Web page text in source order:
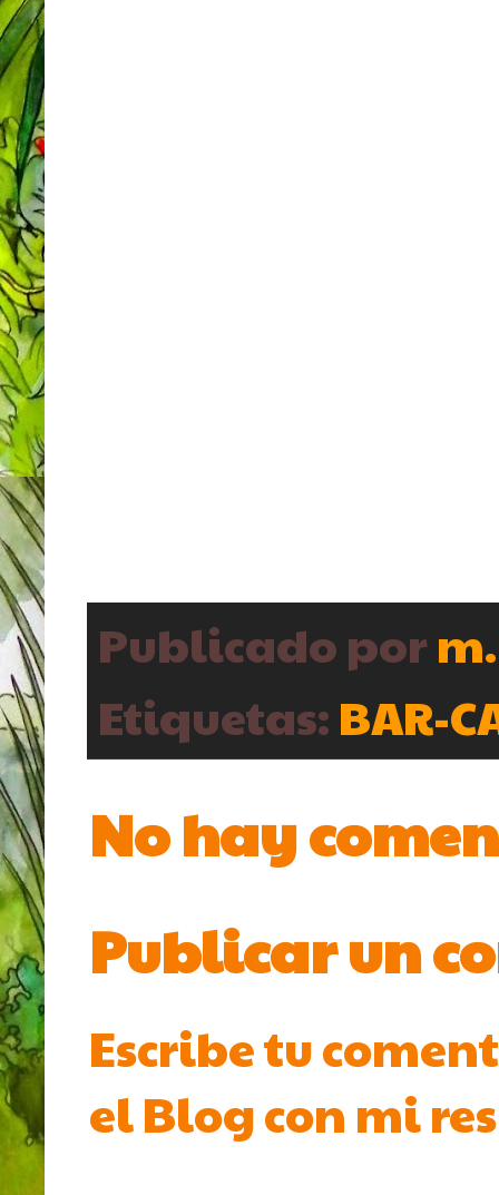
Publicado por
Etiquetas:BAR-
No hay
Publicar un
Escribe tu
el Blog con mi